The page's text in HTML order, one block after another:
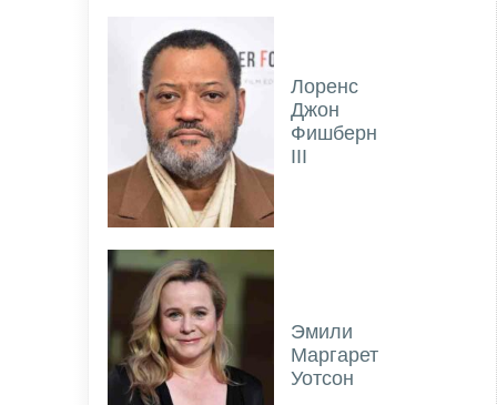
Лоренс
Джон
Фишберн
III
Эмили
Маргарет
Уотсон